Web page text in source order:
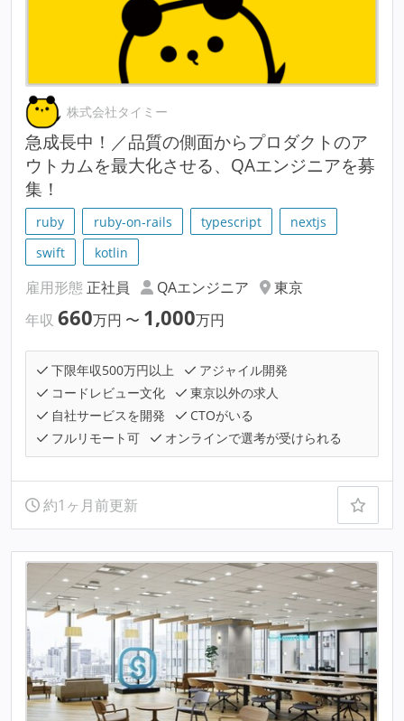
株式会社タイミー
急成長中！／品質の側面からプロダクトのア
ウトカムを最大化させる、QAエンジニアを募
集！
ruby ruby-on-rails typescript
nextjs
swift
kotlin
雇用形態 正社員 QAエンジニア
東京
年収 660万円 〜 1,000万円
下限年収500万円以上
アジャイル開発
コードレビュー文化
東京以外の求人
自社サービスを開発
CTOがいる
フルリモート可
オンラインで選考が受けられる
約1ヶ月前更新